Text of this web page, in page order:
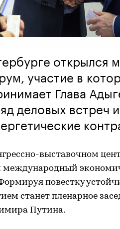
открылся
участие в
Глава
деловых встреч
выставочном
международный
повестку
станет пленарное
Путина.